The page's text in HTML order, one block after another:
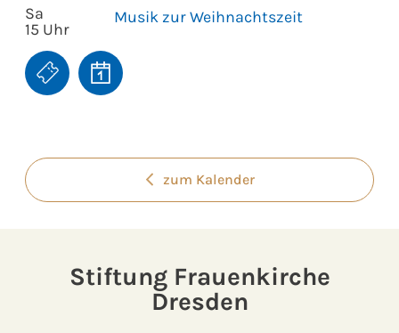
Sa
15 Uhr
Musik zur Weihnachtszeit
zum Kalender
Stiftung Frauenkirche
Dresden